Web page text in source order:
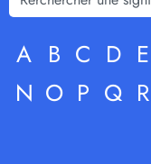
A B C D E
N O P Q R